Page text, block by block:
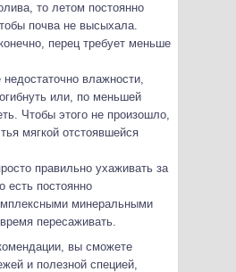
то летом постоянно
почва не высыхала.
перец требует меньше
влажности,
или, по меньшей
Чтобы этого не произошло,
мягкой отстоявшейся
правильно ухаживать за
есть постоянно
минеральными
пересаживать.
вы сможете
и полезной специей,